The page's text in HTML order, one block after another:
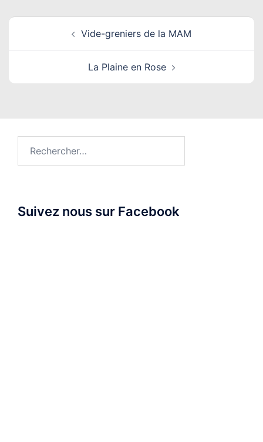
Navigation
Vide-greniers de la MAM
La Plaine en Rose
Suivez nous sur Facebook